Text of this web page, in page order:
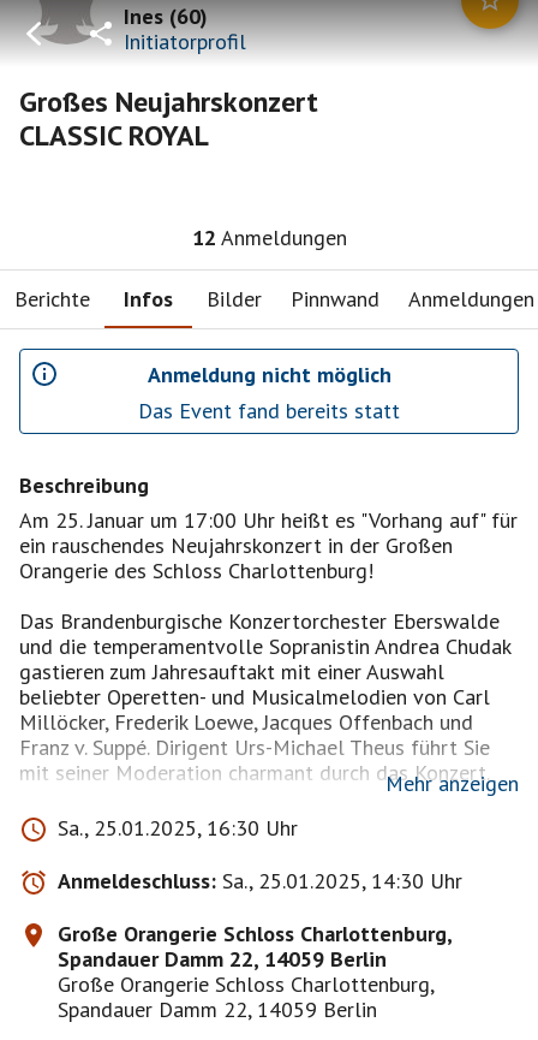
Ines(60)
Initiatorprofil
Großes Neujahrskonzert
CLASSIC ROYAL
12 Anmeldungen
Berichte Infos Bilder Pinnwand Anmeldungen
Anmeldung nicht möglich
Das Event fand bereits statt
Beschreibung
Am 25. Januar um 17:00 Uhr heißt es "Vorhang auf" für
ein rauschendes Neujahrskonzert in der Großen
Orangerie des Schloss Charlottenburg!
Das Brandenburgische Konzertorchester Eberswalde
und die temperamentvolle Sopranistin Andrea Chudak
gastieren zum Jahresauftakt mit einer Auswahl
beliebter Operetten- und Musicalmelodien von Carl
Millöcker, Frederik Loewe, Jacques Offenbach und
Franz v. Suppé. Dirigent Urs-Michael Theus führt Sie
mit seiner Moderation charmant durch das Konzert.
Seien Sie dabei, wenn das Brandenburgische
Konzertorchester Eberswalde mit ausgelassener
Spielfreude den musikalischen Neujahrssekt
einschenkt und erleben Sie die Live-Malerei von Silke
Thal – Prosit Neujahr!
Ermäßigter Preis für Schüler/ Studenten/ Rentner/
Menschen mit Behinderung/ Empfänger von
Bürgergeld
Mehr anzeigen
Sa., 25.01.2025, 16:30 Uhr
Anmeldeschluss: Sa., 25.01.2025, 14:30 Uhr
Große Orangerie Schloss Charlottenburg,
Spandauer Damm 22, 14059 Berlin
Große Orangerie Schloss Charlottenburg,
Spandauer Damm 22, 14059 Berlin